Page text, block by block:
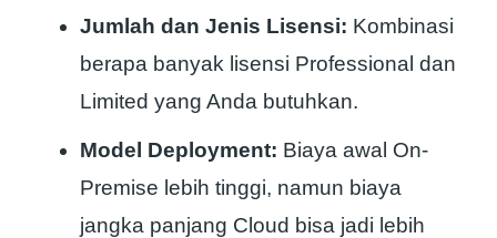
Jumlah dan Jenis Lisensi: Kombinasi
berapa banyak lisensi Professional dan
Limited yang Anda butuhkan.
Model Deployment: Biaya awal On-
Premise lebih tinggi, namun biaya
jangka panjang Cloud bisa jadi lebih